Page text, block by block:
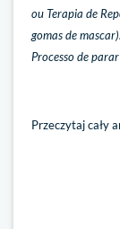
ou Terapia de
gomas de
Processo de
Przeczytaj cały